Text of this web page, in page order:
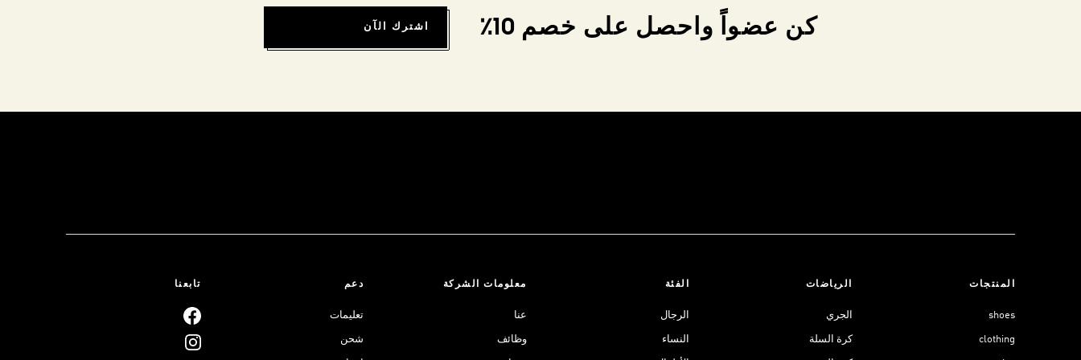
كن عضواً واحصل على خصم 10٪ اشترك الآن
المنتجات
shoes
clothing
الرياضات
الجري
كرة السلة
الفئة
الرجال
النساء
معلومات الشركة
عنا
وظائف
دعم
تعليمات
شحن
تابعنا